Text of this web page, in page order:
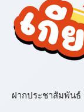
ฝากประชาสัมพันธ์